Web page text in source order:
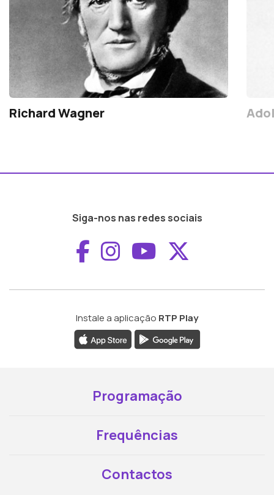
Richard Wagner
Siga-nos nas redes sociais
Aceder ao
Aceder ao
Aceder ao
Instale a aplicação RTP Play
Programação
Frequências
Contactos